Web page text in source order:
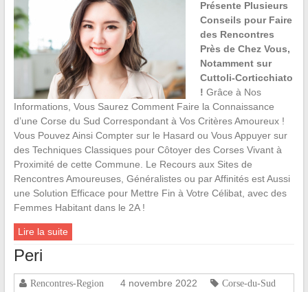
Présente Plusieurs
Conseils pour Faire
des Rencontres
Près de Chez Vous,
Notamment sur
Cuttoli-Corticchiato
! Grâce à Nos
Informations, Vous Saurez Comment Faire la Connaissance
d’une Corse du Sud Correspondant à Vos Critères Amoureux !
Vous Pouvez Ainsi Compter sur le Hasard ou Vous Appuyer sur
des Techniques Classiques pour Côtoyer des Corses Vivant à
Proximité de cette Commune. Le Recours aux Sites de
Rencontres Amoureuses, Généralistes ou par Affinités est Aussi
une Solution Efficace pour Mettre Fin à Votre Célibat, avec des
Femmes Habitant dans le 2A !
Lire la suite
Peri
Rencontres-Region 4 novembre 2022
Corse-du-Sud